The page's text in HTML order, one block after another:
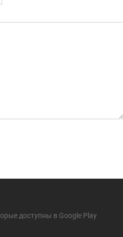
доступны в Google Play